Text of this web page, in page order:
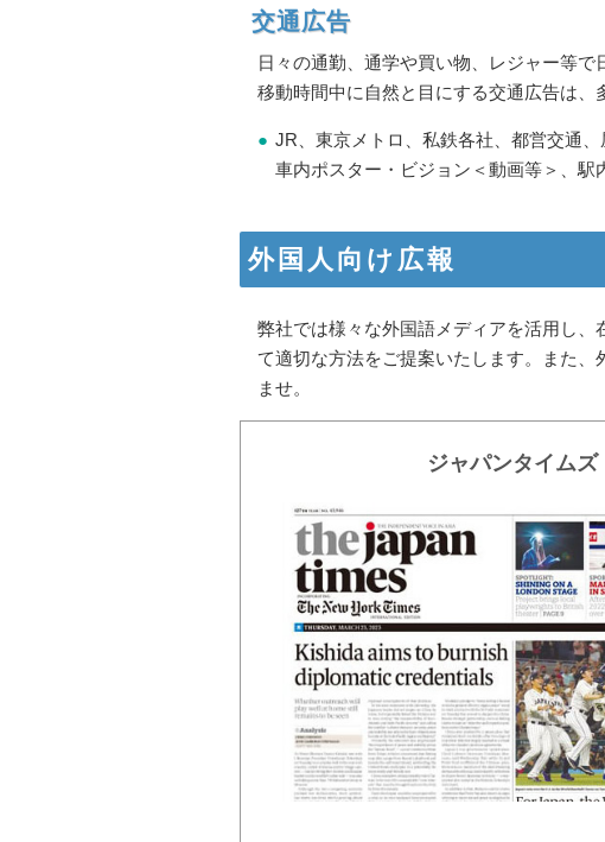
交通広告
日々の通勤、通学や買い物、レジャー等で
移動時間中に自然と目にする交通広告は、
JR、東京メトロ、私鉄各社、都営交通
車内ポスター・ビジョン＜動画等＞、
外国人向け広報
弊社では様々な外国語メディアを活用し
て適切な方法をご提案いたします。また
ませ。
ジャパンタイムズ